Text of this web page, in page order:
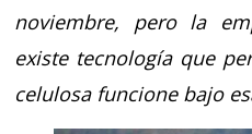
noviembre, pero la
existe tecnología que
celulosa funcione bajo